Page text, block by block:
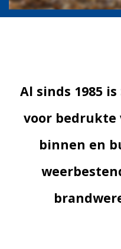
Al sinds 1985
voor bedrukte
binnen en